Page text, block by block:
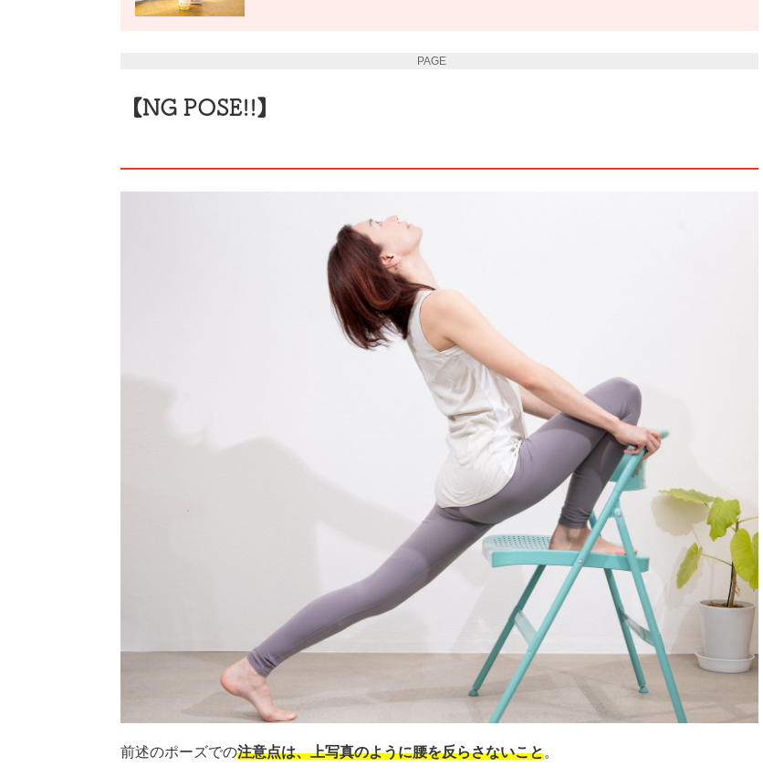
PAGE 2
【NG POSE!!】
前述のポーズでの注意点は、上写真のように腰を反らさないこと。